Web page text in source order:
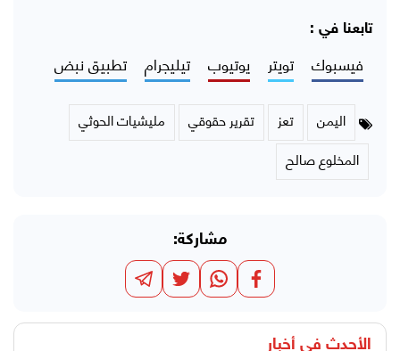
تابعنا في :
فيسبوك تويتر يوتيوب تيليجرام تطبيق نبض
اليمن تعز تقرير حقوقي
مليشيات الحوثي
المخلوع صالح
مشاركة:
الأحدث في أخبار